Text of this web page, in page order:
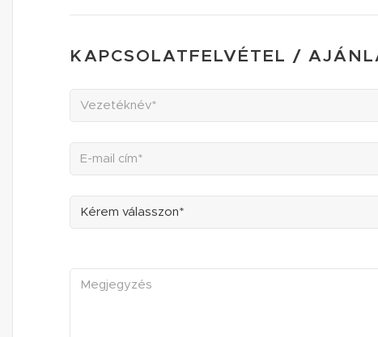
KAPCSOLATFELVÉTEL /
Kérem válasszon*